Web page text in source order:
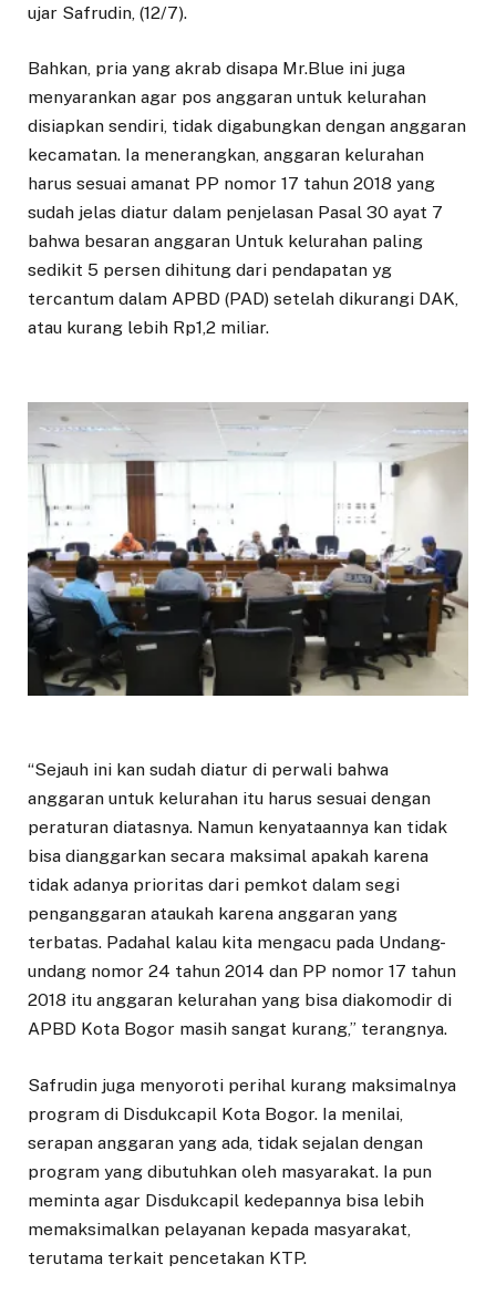
ujar Safrudin, (12/7).
Bahkan, pria yang akrab disapa Mr.Blue ini juga
menyarankan agar pos anggaran untuk kelurahan
disiapkan sendiri, tidak digabungkan dengan anggaran
kecamatan. Ia menerangkan, anggaran kelurahan
harus sesuai amanat PP nomor 17 tahun 2018 yang
sudah jelas diatur dalam penjelasan Pasal 30 ayat 7
bahwa besaran anggaran Untuk kelurahan paling
sedikit 5 persen dihitung dari pendapatan yg
tercantum dalam APBD (PAD) setelah dikurangi DAK,
atau kurang lebih Rp1,2 miliar.
“Sejauh ini kan sudah diatur di perwali bahwa
anggaran untuk kelurahan itu harus sesuai dengan
peraturan diatasnya. Namun kenyataannya kan tidak
bisa dianggarkan secara maksimal apakah karena
tidak adanya prioritas dari pemkot dalam segi
penganggaran ataukah karena anggaran yang
terbatas. Padahal kalau kita mengacu pada Undang-
undang nomor 24 tahun 2014 dan PP nomor 17 tahun
2018 itu anggaran kelurahan yang bisa diakomodir di
APBD Kota Bogor masih sangat kurang,” terangnya.
Safrudin juga menyoroti perihal kurang maksimalnya
program di Disdukcapil Kota Bogor. Ia menilai,
serapan anggaran yang ada, tidak sejalan dengan
program yang dibutuhkan oleh masyarakat. Ia pun
meminta agar Disdukcapil kedepannya bisa lebih
memaksimalkan pelayanan kepada masyarakat,
terutama terkait pencetakan KTP.